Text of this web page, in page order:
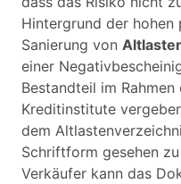
Hintergrund der hohen
Sanierung von
einer
Bestandteil im Rahmen
Kreditinstitute
dem
Schriftform gesehen
Verkäufer kann das